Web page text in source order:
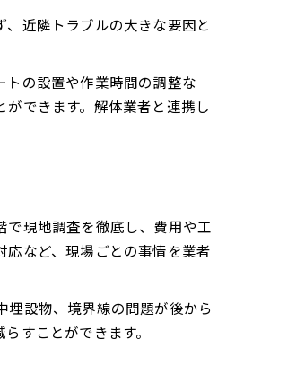
近隣トラブルの大きな要因と
の設置や作業時間の調整な
できます。解体業者と連携し
現地調査を徹底し、費用や工
など、現場ごとの事情を業者
設物、境界線の問題が後から
すことができます。